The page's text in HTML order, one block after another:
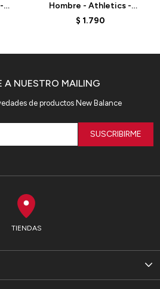
Hombre - Athletics -
MT41533AAR - GREEN
$ 1.790
TIENDAS
A NUESTRO MAILING
de productos New Balance
SUSCRIBIRME